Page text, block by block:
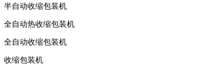
半自动收缩包装机
全自动热收缩包装机
全自动收缩包装机
收缩包装机